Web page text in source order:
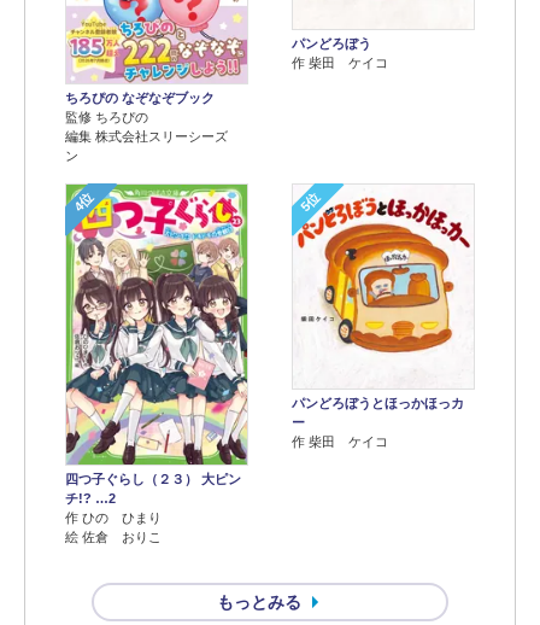
ちろぴの なぞなぞブック
監修 ちろぴの
編集 株式会社スリーシーズ
ン
パンどろぼう
作 柴田 ケイコ
4位
四つ子ぐらし（２３） 大ピン
チ!? …2
作 ひの ひまり
絵 佐倉 おりこ
5位
パンどろぼうとほっかほっカ
ー
作 柴田 ケイコ
もっとみる